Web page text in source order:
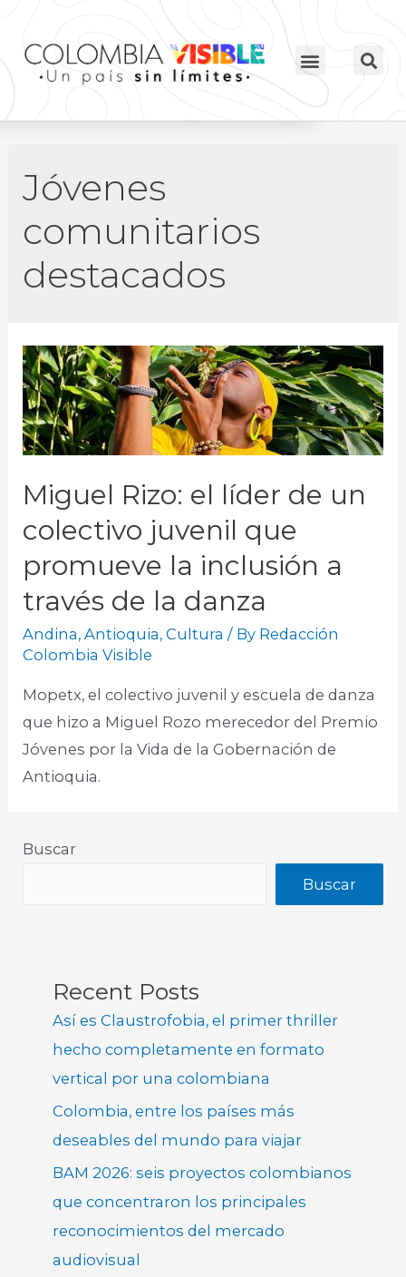
Jóvenes
comunitarios
destacados
Miguel Rizo: el líder de un
colectivo juvenil que
promueve la inclusión a
través de la danza
Andina,Antioquia,Cultura / By Redacción
Colombia Visible
Mopetx, el colectivo juvenil y escuela de danza
que hizo a Miguel Rozo merecedor del Premio
Jóvenes por la Vida de la Gobernación de
Antioquia.
Buscar
Buscar
Recent Posts
Así es Claustrofobia, el primer thriller
hecho completamente en formato
vertical por una colombiana
Colombia, entre los países más
deseables del mundo para viajar
BAM 2026: seis proyectos colombianos
que concentraron los principales
reconocimientos del mercado
audiovisual